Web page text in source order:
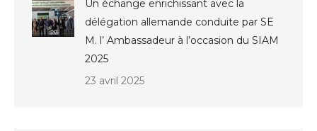
Un échange enrichissant avec la
délégation allemande conduite par SE
M. l’ Ambassadeur à l’occasion du SIAM
2025
23 avril 2025